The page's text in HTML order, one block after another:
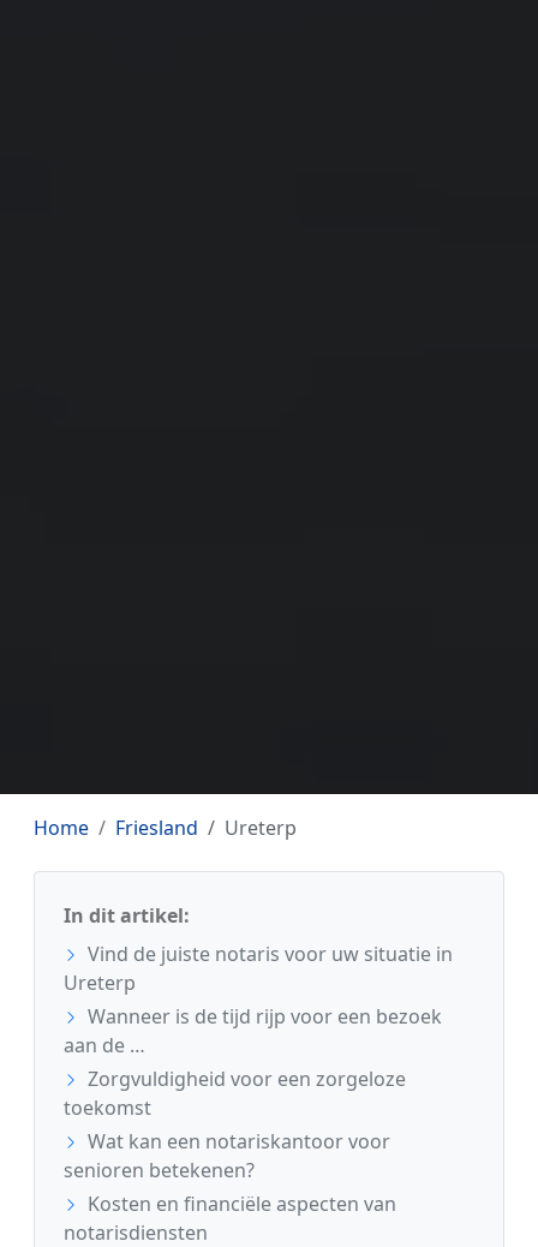
Home Friesland Ureterp
In dit artikel:
Vind de juiste notaris voor uw situatie in
Ureterp
Wanneer is de tijd rijp voor een bezoek
aan de …
Zorgvuldigheid voor een zorgeloze
toekomst
Wat kan een notariskantoor voor
senioren betekenen?
Kosten en financiële aspecten van
notarisdiensten